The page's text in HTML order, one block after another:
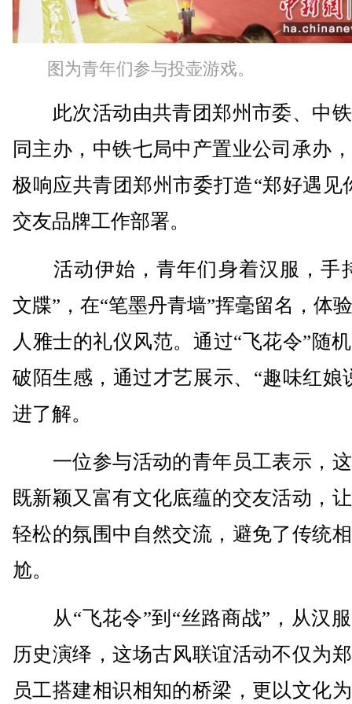
图为青年们参与投壶游戏。
此次活动由共青团郑州市委、中
同主办，中铁七局中产置业公司承办
极响应共青团郑州市委打造“郑好遇见
交友品牌工作部署。
活动伊始，青年们身着汉服，手
文牒”，在“笔墨丹青墙”挥毫留名，体
人雅士的礼仪风范。通过“飞花令”随
破陌生感，通过才艺展示、“趣味红娘
进了解。
一位参与活动的青年员工表示，
既新颖又富有文化底蕴的交友活动，
轻松的氛围中自然交流，避免了传统
尬。
从“飞花令”到“丝路商战”，从汉
历史演绎，这场古风联谊活动不仅为
员工搭建相识相知的桥梁，更以文化